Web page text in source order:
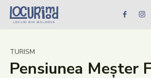
Caută în site...
Știri
Evenimente
TURISM
Pensiunea Meșter